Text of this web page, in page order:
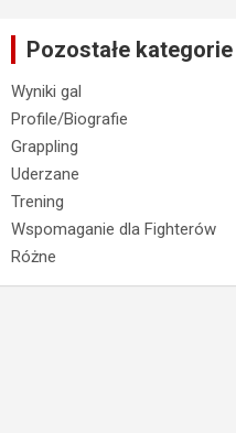
Pozostałe kategorie
Wyniki gal
Profile/Biografie
Grappling
Uderzane
Trening
Wspomaganie dla Fighterów
Różne